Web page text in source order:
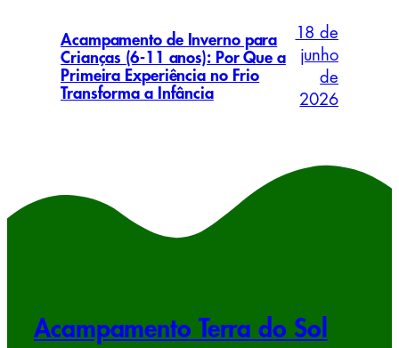
Acampamento de Inverno para
Crianças (6-11 anos): Por Que a
Primeira Experiência no Frio
Transforma a Infância
18 de
junho
de
2026
Acampamento Terra do Sol